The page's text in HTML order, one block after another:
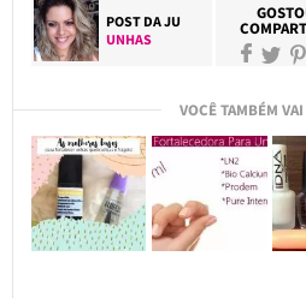
POST DAJU
UNHAS
VOCÊ TAMBÉM VAI